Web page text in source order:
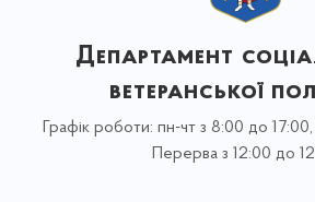
Департамент
ветеранської
Графік роботи: пн-чт з 8:00 до
Перерва з 12:00 до